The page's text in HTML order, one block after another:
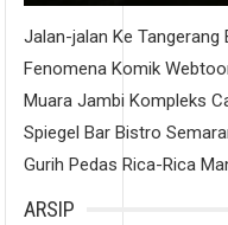
Jalan-jalan Ke Tangerang
Fenomena Komik
Muara Jambi Kompleks
Spiegel Bar Bistro
Gurih Pedas Rica-Rica
ARSIP